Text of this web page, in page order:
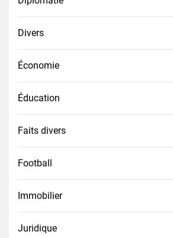
Divers
Économie
Éducation
Faits divers
Football
Immobilier
Juridique